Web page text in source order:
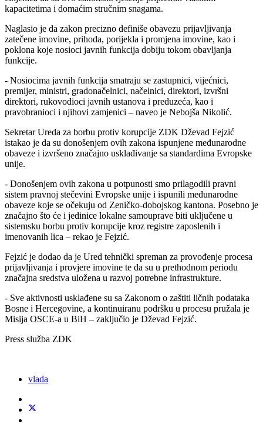
kapacitetima i domaćim stručnim snagama.
Naglasio je da zakon precizno definiše obavezu prijavljivanja
zatečene imovine, prihoda, porijekla i promjena imovine, kao i
poklona koje nosioci javnih funkcija dobiju tokom obavljanja
funkcije.
- Nosiocima javnih funkcija smatraju se zastupnici, vijećnici,
premijer, ministri, gradonačelnici, načelnici, direktori, izvršni
direktori, rukovodioci javnih ustanova i preduzeća, kao i
pravobranioci i njihovi zamjenici – naveo je Nebojša Nikolić.
Sekretar Ureda za borbu protiv korupcije ZDK Dževad Fejzić
istakao je da su donošenjem ovih zakona ispunjene međunarodne
obaveze i izvršeno značajno usklađivanje sa standardima Evropske
unije.
- Donošenjem ovih zakona u potpunosti smo prilagodili pravni
sistem pravnoj stečevini Evropske unije i ispunili međunarodne
obaveze koje se očekuju od Zeničko-dobojskog kantona. Posebno je
značajno što će i jedinice lokalne samouprave biti uključene u
sistemsku borbu protiv korupcije kroz registre zaposlenih i
imenovanih lica – rekao je Fejzić.
Fejzić je dodao da je Ured tehnički spreman za provođenje procesa
prijavljivanja i provjere imovine te da su u prethodnom periodu
značajna sredstva uložena u razvoj potrebne infrastrukture.
- Sve aktivnosti usklađene su sa Zakonom o zaštiti ličnih podataka
Bosne i Hercegovine, a kontinuiranu podršku u procesu pružala je
Misija OSCE-a u BiH – zaključio je Dževad Fejzić.
Press služba ZDK
vlada